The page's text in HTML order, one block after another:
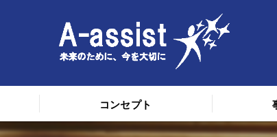
コンセプト